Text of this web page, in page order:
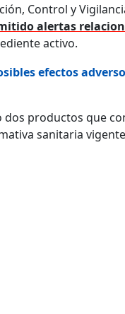
Control y
alertas
activo.
efectos
dos productos que
sanitaria